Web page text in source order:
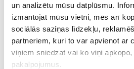
un analizētu mūsu datplūsmu.
izmantojat mūsu vietni, mēs arī
sociālās saziņas līdzekļu,
partneriem, kuri to var apvienot ar
viņiem sniedzat vai ko viņi
pakalpojumus.
Izpūtēja blīve
15000,